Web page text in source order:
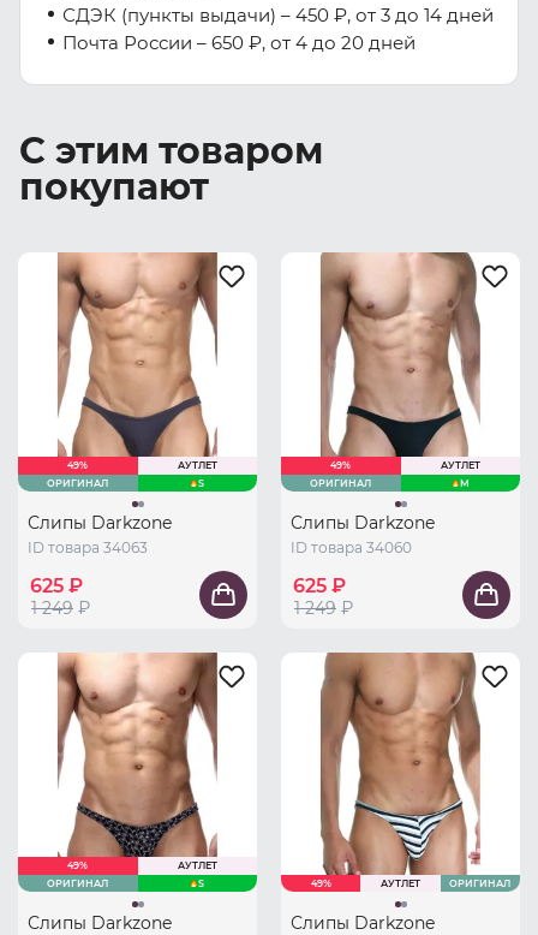
СДЭК (пункты выдачи) – 450 ₽, от 3 до 14 дней
Почта России – 650 ₽, от 4 до 20 дней
С этим товаром
покупают
49%
АУТЛЕТ
ОРИГИНАЛ
S
Слипы Darkzone
ID товара 34063
625 ₽
1 249 ₽
49%
АУТЛЕТ
ОРИГИНАЛ
M
Слипы Darkzone
ID товара 34060
625 ₽
1 249 ₽
49%
АУТЛЕТ
ОРИГИНАЛ
S
Слипы Darkzone
49% АУТЛЕТ ОРИГИНАЛ
Слипы Darkzone